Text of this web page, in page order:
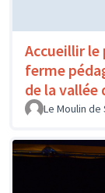
Accueillir le
ferme
de la vallée
Le Moulin de